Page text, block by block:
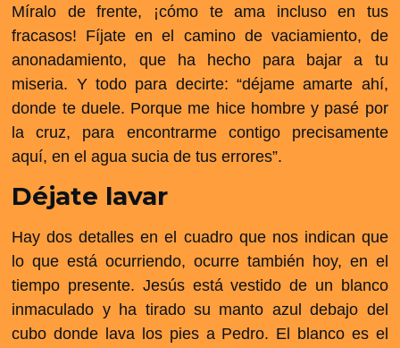
Míralo de frente, ¡cómo te ama incluso en tus
fracasos! Fíjate en el camino de vaciamiento, de
anonadamiento, que ha hecho para bajar a tu
miseria. Y todo para decirte: “déjame amarte ahí,
donde te duele. Porque me hice hombre y pasé por
la cruz, para encontrarme contigo precisamente
aquí, en el agua sucia de tus errores”.
Déjate lavar
Hay dos detalles en el cuadro que nos indican que
lo que está ocurriendo, ocurre también hoy, en el
tiempo presente. Jesús está vestido de un blanco
inmaculado y ha tirado su manto azul debajo del
cubo donde lava los pies a Pedro. El blanco es el